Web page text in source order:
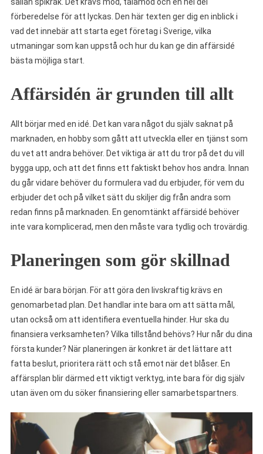
förberedelse för att lyckas. Den här texten ger dig en inblick i
vad det innebär att starta eget företag i Sverige, vilka
utmaningar som kan uppstå och hur du kan ge din affärsidé
bästa möjliga start.
Affärsidén är grunden till allt
Allt börjar med en idé. Det kan vara något du själv saknat på
marknaden, en hobby som gått att utveckla eller en tjänst som
du vet att andra behöver. Det viktiga är att du tror på det du vill
bygga upp, och att det finns ett faktiskt behov hos andra. Innan
du går vidare behöver du formulera vad du erbjuder, för vem du
erbjuder det och på vilket sätt du skiljer dig från andra som
redan finns på marknaden. En genomtänkt affärsidé behöver
inte vara komplicerad, men den måste vara tydlig och trovärdig.
Planeringen som gör skillnad
En idé är bara början. För att göra den livskraftig krävs en
genomarbetad plan. Det handlar inte bara om att sätta mål,
utan också om att identifiera eventuella hinder. Hur ska du
finansiera verksamheten? Vilka tillstånd behövs? Hur når du dina
första kunder? När planeringen är konkret är det lättare att
fatta beslut, prioritera rätt och stå emot när det blåser. En
affärsplan blir därmed ett viktigt verktyg, inte bara för dig själv
utan även om du söker finansiering eller samarbetspartners.